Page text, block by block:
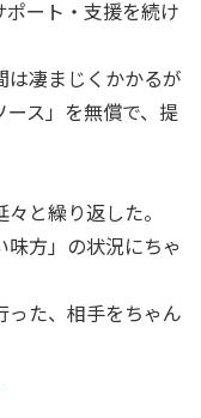
ート・支援を続け
は凄まじくかかるが
ス」を無償で、提
と繰り返した。
味方」の状況にちゃ
った、相手をちゃん